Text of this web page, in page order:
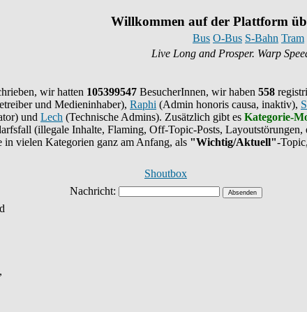
Willkommen auf der Plattform
Bus O-Bus S-Bahn Tram
Live Long and Prosper. Warp
wir hatten 105399547 BesucherInnen, wir haben 558
und Medieninhaber), Raphi (Admin honoris causa, inaktiv),
und Lech (Technische Admins). Zusätzlich gibt es Kategorie-
(illegale Inhalte, Flaming, Off-Topic-Posts, Layoutstörungen,
in vielen Kategorien ganz am Anfang, als "Wichtig/Aktuell"-
,
Shoutbox